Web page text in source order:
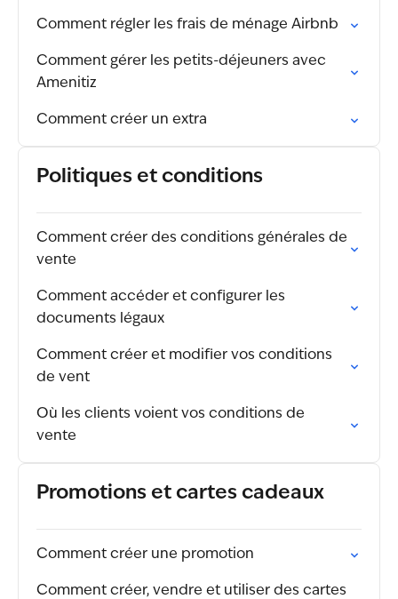
Comment régler les frais de ménage Airbnb
Comment gérer les petits-déjeuners avec
Amenitiz
Comment créer un extra
Politiques et conditions
Comment créer des conditions générales de
vente
Comment accéder et configurer les
documents légaux
Comment créer et modifier vos conditions
de vent
Où les clients voient vos conditions de
vente
Promotions et cartes cadeaux
Comment créer une promotion
Comment créer, vendre et utiliser des cartes